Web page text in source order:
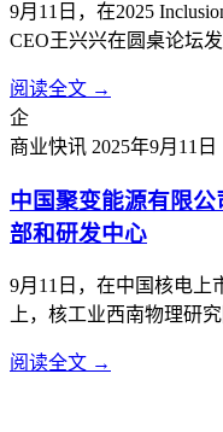
9月11日，在2025
CEO王兴兴在圆桌论坛
漠。”这是宇树科技宣布
大模型时代机器人产业
立...
阅读全文 →
企
商业快讯 2025年9月11日
中国聚变能源有限
部和研发中心
9月11日，在中国核电上
上，核工业西南物理研
正加速推进聚变事业工程
阅读全文 →